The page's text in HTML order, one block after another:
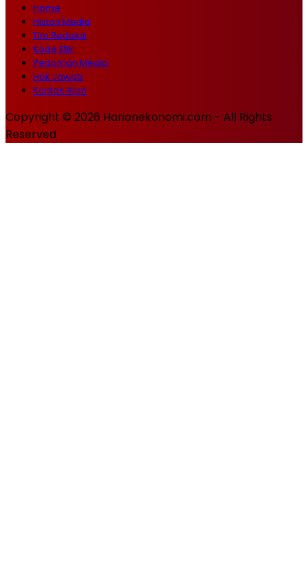
Home
Histori Media
Tim Redaksi
Kode Etik
Pedoman Media
Hak Jawab
Kontak Iklan
Copyright © 2026 Harianekonomi.com - All Rights
Reserved